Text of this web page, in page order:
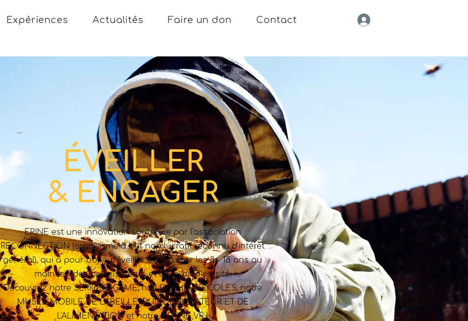
Expériences Actualités Faire un don Contact
ÉVEILLER
& ENGAGER
ERINE est une innovation soutenue par l'association
RECONNECTION (organisme à but non lucratif reconnu d'intérêt
général), qui a pour objet d'éveiller et engager les 8 - 18 ans au
maintien des pollinisateurs et de la biodiversité.
Découvrez notre SERIOUS GAME, nos RUCHERS-ÉCOLES, notre
MUSÉE MOBILE DE L'ABEILLE, DU POLLINISATEUR ET DE
L'ALIMENTATION et notre BORNE VR !